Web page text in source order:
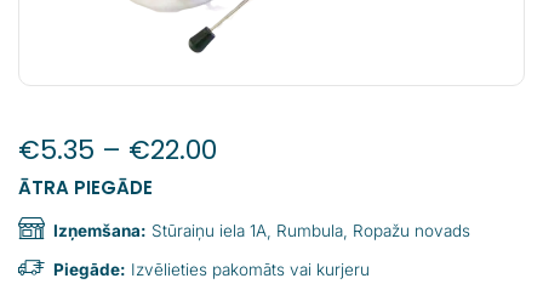
€5.35 – €22.00
ĀTRA PIEGĀDE
Izņemšana: Stūraiņu iela 1A, Rumbula, Ropažu novads
Piegāde: Izvēlieties pakomāts vai kurjeru